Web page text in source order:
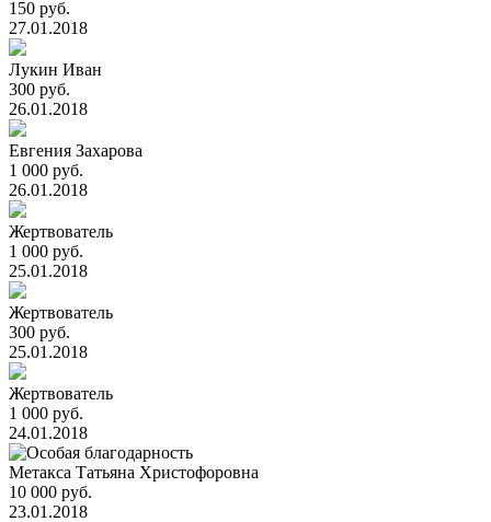
150 руб.
27.01.2018
Лукин Иван
300 руб.
26.01.2018
Евгения Захарова
1 000 руб.
26.01.2018
Жертвователь
1 000 руб.
25.01.2018
Жертвователь
300 руб.
25.01.2018
Жертвователь
1 000 руб.
24.01.2018
Метакса Татьяна Христофоровна
10 000 руб.
23.01.2018